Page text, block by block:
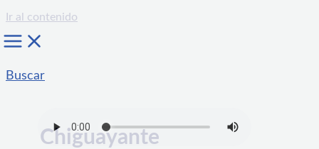
Ir al contenido
Buscar
Chiguayante